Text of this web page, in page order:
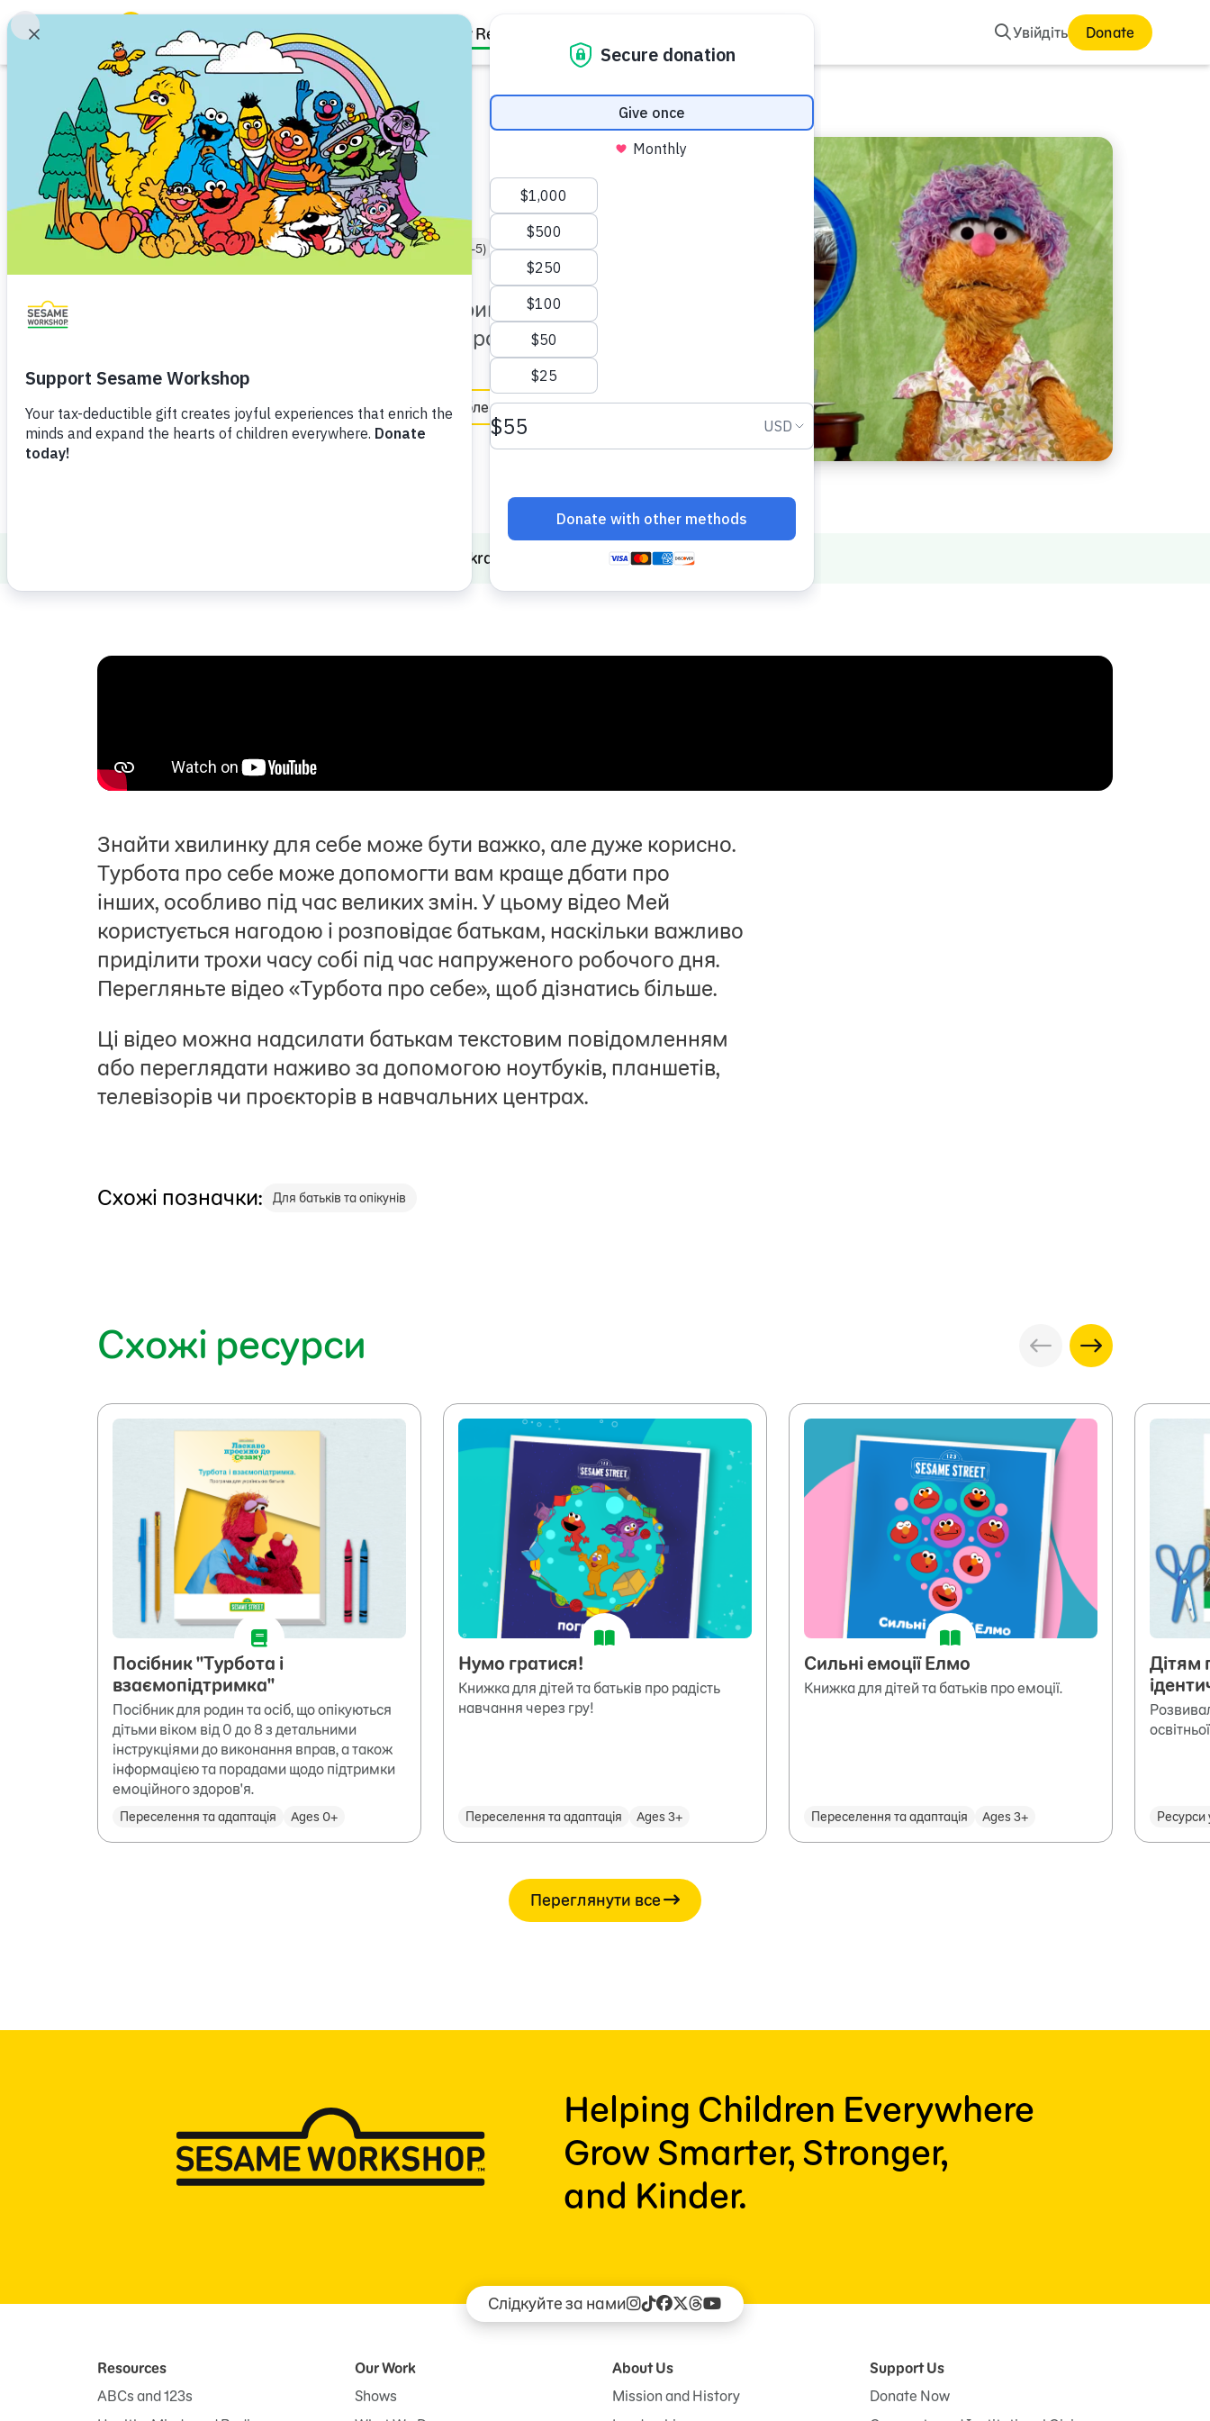
Family Resources Пошук
Увійдіть Donate
Пошук
Family Resources
ABCs and 123s
Healthy Minds and Bodies
Tough Topics
Courses and Webinars
Games and Storybooks
Our Work
Відео
Турбота про себе
Ресурси українською Малятко (1-3) Молодше дошкільня (3-5)
Дошкільня (5-6)
Відео для батьків, яке пропонує підтримку та поради і
розповідає про важливість турботи про себе.
Переглянути відео Поділитись Улюблене in English
Resources in Ukrainian Турбота про себе
Знайти хвилинку для себе може бути важко, але дуже корисно.
Турбота про себе може допомогти вам краще дбати про
інших, особливо під час великих змін. У цьому відео Мей
користується нагодою і розповідає батькам, наскільки важливо
приділити трохи часу собі під час напруженого робочого дня.
Перегляньте відео «Турбота про себе», щоб дізнатись більше.
Ці відео можна надсилати батькам текстовим повідомленням
або переглядати наживо за допомогою ноутбуків, планшетів,
телевізорів чи проєкторів в навчальних центрах.
Схожі позначки: Для батьків та опікунів
Схожі ресурси
Посібник "Турбота і
взаємопідтримка"
Посібник для родин та осіб, що опікуються
дітьми віком від 0 до 8 з детальними
інструкціями до виконання вправ, а також
інформацією та порадами щодо підтримки
емоційного здоров'я.
Переселення та адаптація Ages 0+
Нумо гратися!
Книжка для дітей та батьків про радість
навчання через гру!
Переселення та адаптація Ages 3+
Сильні емоції Елмо
Книжка для дітей та батьків про емоції.
Переселення та адаптація Ages 3+
Дітям
Ресурси
Переглянути все
Helping Children Everywhere
Grow Smarter, Stronger,
and Kinder.
Слідкуйте за нами
Resources
ABCs and 123s
Our Work
Shows
About Us
Mission and History
Support Us
Donate Now